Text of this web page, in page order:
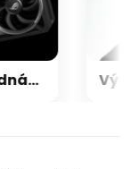
Nvidia zrušila objednávku GeForce RTX 5090 za $4600, Asus ji prý dodá za $5200